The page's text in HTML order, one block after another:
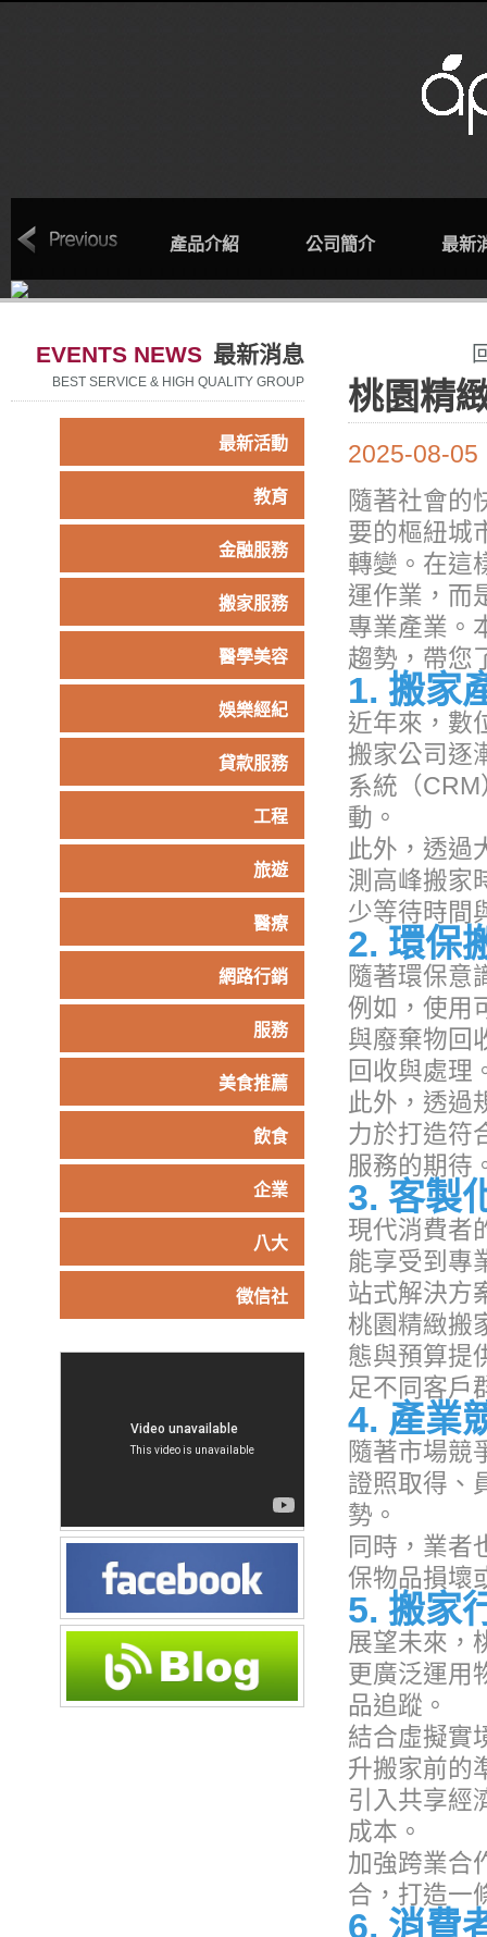
回首頁 產品介紹 公司簡介 最新
EVENTS NEWS 最新消息
BEST SERVICE & HIGH QUALITY GROUP
最新活動
教育
金融服務
搬家服務
醫學美容
娛樂經紀
貸款服務
工程
旅遊
醫療
網路行銷
服務
美食推薦
飲食
企業
八大
徵信社
桃園精
2025-08-05
隨著社會的
要的樞紐城
轉變。在這
運作業，而
專業產業。
趨勢，帶您
1. 搬家
近年來，數
搬家公司逐
系統（
動。
此外，透過
測高峰搬家
少等待時間
2. 環保
隨著環保意
例如，使用
與廢棄物回
回收與處理
此外，透過
力於打造符
服務的期待
3. 客製
現代消費者
能享受到專
站式解決方
桃園精緻搬
態與預算提
足不同客戶
4. 產業
隨著市場競
證照取得、
勢。
同時，業者
保物品損壞
5. 搬家
展望未來，
更廣泛運用
品追蹤。
結合虛擬實
升搬家前的
引入共享經
成本。
加強跨業合
合，打造一
6. 消費